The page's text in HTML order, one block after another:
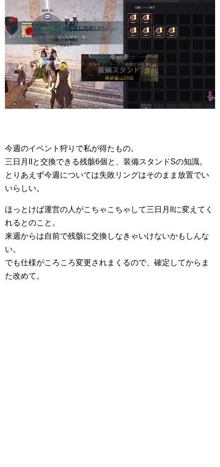
今週のイベント狩りで私が得たもの。
三日月IIと交換できる残骸6個と、装備スタンドSの知識。
とりあえず今週については失敗リングはそのまま放置でい
いらしい。
ほっとけば運営の人がこちゃこちゃして三日月IIに変えてく
れるとのこと。
来週からは自前で残骸に交換しなきゃいけないかもしんな
い。
でも仕様がころころ変更されまくるので、確定してからま
た改めて。